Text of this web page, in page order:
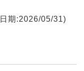
期:2026/05/31)